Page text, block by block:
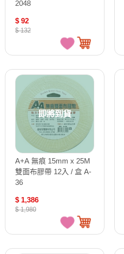
2048
$ 92
$ 132
即將到貨
A+A 無痕 15mm x 25M
雙面布膠帶 12入 / 盒 A-
36
$ 1,386
$ 1,980